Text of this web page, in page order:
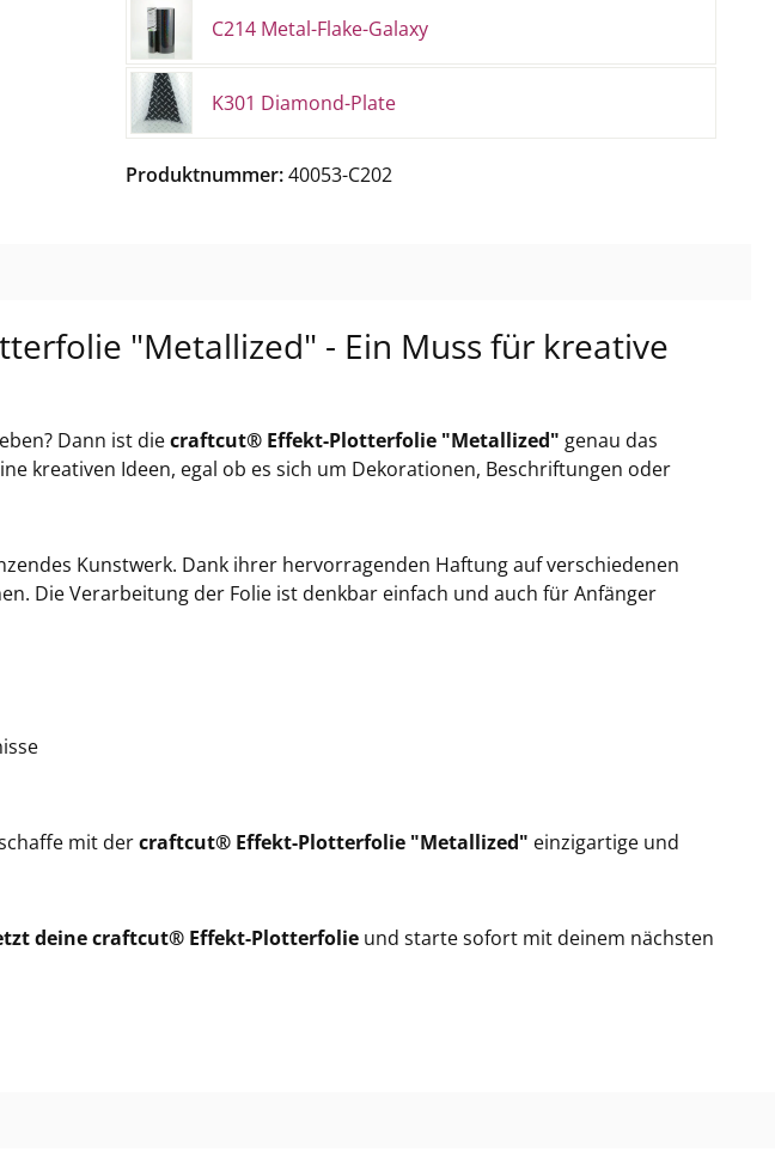
C214 Metal-Flake-Galaxy
K301 Diamond-Plate
Produktnummer:40053-C202
"Metallized" - Ein Muss für kreative
Dann ist diecraftcut® Effekt-Plotterfolie "Metallized" genau das
kreativen Ideen, egal ob es sich um Dekorationen, Beschriftungen oder
Kunstwerk. Dank ihrer hervorragenden Haftung auf verschiedenen
Die Verarbeitung der Folie ist denkbar einfach und auch für Anfänger
mit dercraftcut® Effekt-Plotterfolie "Metallized" einzigartige und
deine craftcut® Effekt-Plotterfolie und starte sofort mit deinem nächsten